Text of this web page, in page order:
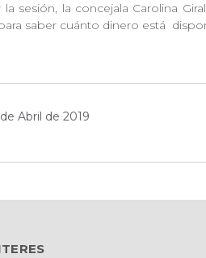
sesión, la concejala Carolina
saber cuánto dinero está
Abril de 2019